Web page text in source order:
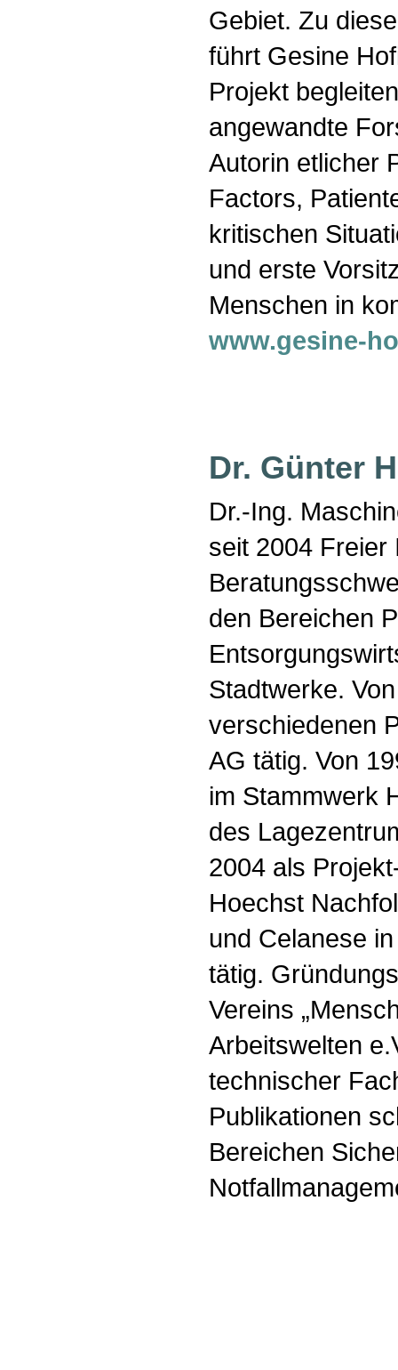
Gebiet. Zu
führt Gesine
Projekt
angewandte
Autorin etlicher
Factors,
kritischen
und erste
Menschen in
www.gesine-
Dr. Günter
Dr.-Ing.
seit 2004 Freier
den Bereichen
Stadtwerke.
verschiedenen
AG tätig. Von
im Stammwerk
des
2004 als
Hoechst
und Celanese
tätig.
Vereins
Arbeitswelten
technischer
Publikationen
Bereichen